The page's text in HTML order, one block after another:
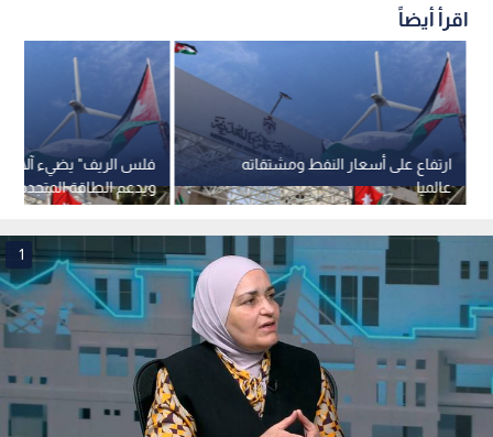
اقرأ أيضاً
فلس الريف" يضيء آلاف
ويدعم الطاقة المتجددة
بالأرقام
ارتفاع على أسعار النفط ومشتقاته
عالميا
1